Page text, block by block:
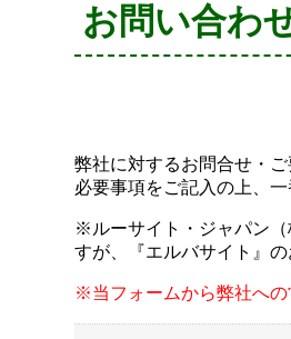
お問い合わ
弊社に対するお問合せ・
必要事項をご記入の上、
※ルーサイト・ジャパン（
すが、『エルバサイト』
※当フォームから弊社への